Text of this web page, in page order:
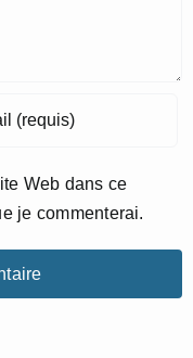
Web dans ce
je commenterai.